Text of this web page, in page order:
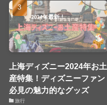
上海ディズニー2024年お土
産特集！ディズニーファン
必見の魅力的なグッズ
旅行